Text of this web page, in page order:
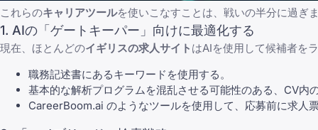
これらのキャリアツールを使いこなすことは、戦いの半分に過ぎ
1. AIの「ゲートキーパー」向けに最適化する
現在、ほとんどのイギリスの求人サイト はAIを使用して候補者を
職務記述書にあるキーワードを使用する。
基本的な解析プログラムを混乱させる可能性のある、CV内
CareerBoom.ai のようなツールを使用して、応募前に求人